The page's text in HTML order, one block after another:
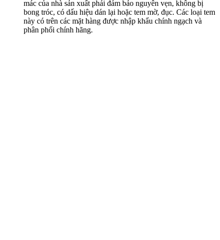
mác của nhà sản xuất phải đảm bảo nguyên vẹn, không bị
bong tróc, có dấu hiệu dán lại hoặc tem mờ, đục. Các loại tem
này có trên các mặt hàng được nhập khẩu chính ngạch và
phân phối chính hãng.